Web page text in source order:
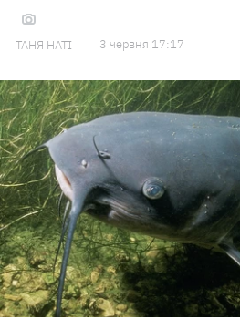
ТАНЯ НАТІ 3 червня 17:17